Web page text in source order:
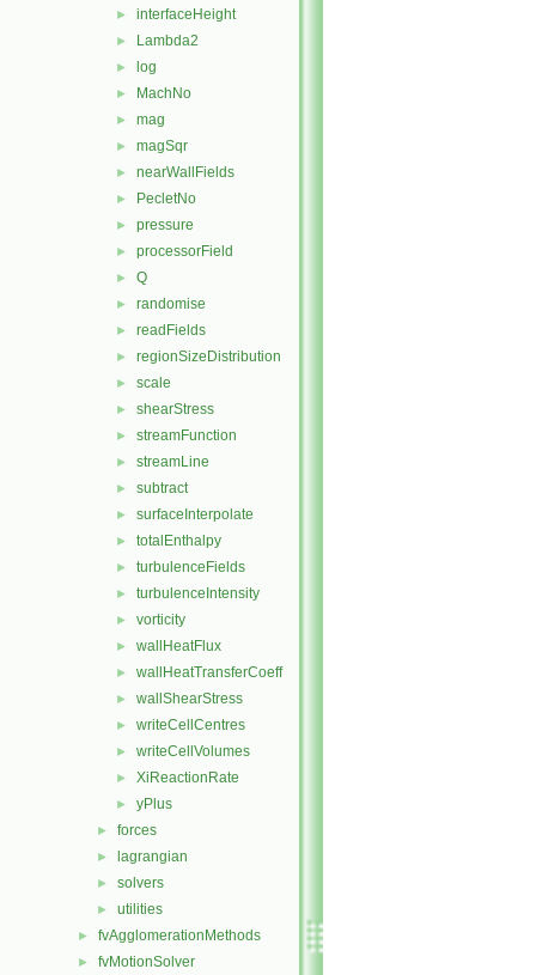
► interfaceHeight
► Lambda2
► log
► MachNo
► mag
► magSqr
► nearWallFields
► PecletNo
► pressure
► processorField
► Q
► randomise
► readFields
► regionSizeDistribution
► scale
► shearStress
► streamFunction
► streamLine
► subtract
► surfaceInterpolate
► totalEnthalpy
► turbulenceFields
► turbulenceIntensity
► vorticity
► wallHeatFlux
► wallHeatTransferCoeff
► wallShearStress
► writeCellCentres
► writeCellVolumes
► XiReactionRate
► yPlus
► forces
► lagrangian
► solvers
► utilities
► fvAgglomerationMethods
► fvMotionSolver